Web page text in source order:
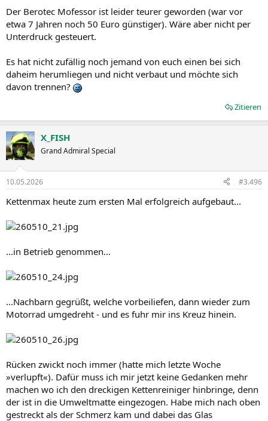
Der Berotec Mofessor ist leider teurer geworden (war vor
etwa 7 Jahren noch 50 Euro günstiger). Wäre aber nicht per
Unterdruck gesteuert.
Es hat nicht zufällig noch jemand von euch einen bei sich
daheim herumliegen und nicht verbaut und möchte sich
davon trennen?
Zitieren
X_FISH
Grand Admiral Special
10.05.2026 #3.496
Kettenmax heute zum ersten Mal erfolgreich aufgebaut...
...in Betrieb genommen...
...Nachbarn gegrüßt, welche vorbeiliefen, dann wieder zum
Motorrad umgedreht - und es fuhr mir ins Kreuz hinein.
Rücken zwickt noch immer (hatte mich letzte Woche
»verlupft«). Dafür muss ich mir jetzt keine Gedanken mehr
machen wo ich den dreckigen Kettenreiniger hinbringe, denn
der ist in die Umweltmatte eingezogen. Habe mich nach oben
gestreckt als der Schmerz kam und dabei das Glas